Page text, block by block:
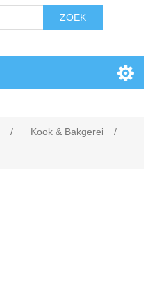
ZOEK
/ Kook & Bakgerei
/